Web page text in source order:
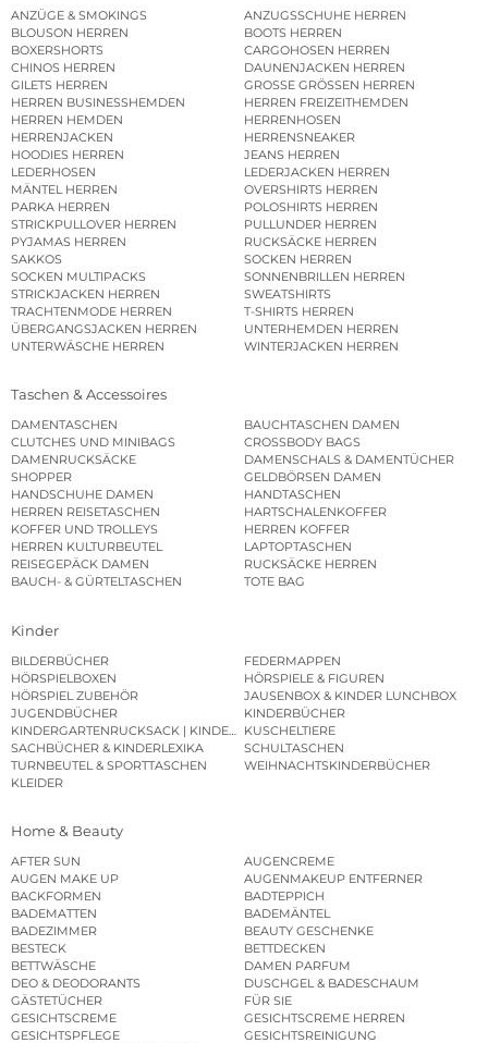
ANZÜGE & SMOKINGS
ANZUGSSCHUHE HERREN
BLOUSON HERREN
BOOTS HERREN
BOXERSHORTS
CARGOHOSEN HERREN
CHINOS HERREN
DAUNENJACKEN HERREN
GILETS HERREN
GROSSE GRÖSSEN HERREN
HERREN BUSINESSHEMDEN
HERREN FREIZEITHEMDEN
HERREN HEMDEN
HERRENHOSEN
HERRENJACKEN
HERRENSNEAKER
HOODIES HERREN
JEANS HERREN
LEDERHOSEN
LEDERJACKEN HERREN
MÄNTEL HERREN
OVERSHIRTS HERREN
PARKA HERREN
POLOSHIRTS HERREN
STRICKPULLOVER HERREN
PULLUNDER HERREN
PYJAMAS HERREN
RUCKSÄCKE HERREN
SAKKOS
SOCKEN HERREN
SOCKEN MULTIPACKS
SONNENBRILLEN HERREN
STRICKJACKEN HERREN
SWEATSHIRTS
TRACHTENMODE HERREN
T-SHIRTS HERREN
ÜBERGANGSJACKEN HERREN
UNTERHEMDEN HERREN
UNTERWÄSCHE HERREN
WINTERJACKEN HERREN
Taschen & Accessoires
DAMENTASCHEN
BAUCHTASCHEN DAMEN
CLUTCHES UND MINIBAGS
CROSSBODY BAGS
DAMENRUCKSÄCKE
DAMENSCHALS & DAMENTÜCHER
SHOPPER
GELDBÖRSEN DAMEN
HANDSCHUHE DAMEN
HANDTASCHEN
HERREN REISETASCHEN
HARTSCHALENKOFFER
KOFFER UND TROLLEYS
HERREN KOFFER
HERREN KULTURBEUTEL
LAPTOPTASCHEN
REISEGEPÄCK DAMEN
RUCKSÄCKE HERREN
BAUCH- & GÜRTELTASCHEN
TOTE BAG
Kinder
BILDERBÜCHER
FEDERMAPPEN
HÖRSPIELBOXEN
HÖRSPIELE & FIGUREN
HÖRSPIEL ZUBEHÖR
JAUSENBOX & KINDER LUNCHBOX
JUGENDBÜCHER
KINDERBÜCHER
KINDERGARTENRUCKSACK | KINDERGARTENBEUTEL
KUSCHELTIERE
SACHBÜCHER & KINDERLEXIKA
SCHULTASCHEN
TURNBEUTEL & SPORTTASCHEN
WEIHNACHTSKINDERBÜCHER
KLEIDER
Home & Beauty
AFTER SUN
AUGENCREME
AUGEN MAKE UP
AUGENMAKEUP ENTFERNER
BACKFORMEN
BADTEPPICH
BADEMATTEN
BADEMÄNTEL
BADEZIMMER
BEAUTY GESCHENKE
BESTECK
BETTDECKEN
BETTWÄSCHE
DAMEN PARFUM
DEO & DEODORANTS
DUSCHGEL & BADESCHAUM
GÄSTETÜCHER
FÜR SIE
GESICHTSCREME
GESICHTSCREME HERREN
GESICHTSPFLEGE
GESICHTSREINIGUNG